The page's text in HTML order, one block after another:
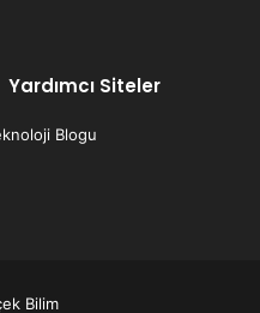
Yardımcı Siteler
Blogu
Bilim